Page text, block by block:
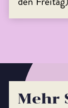
Mehr